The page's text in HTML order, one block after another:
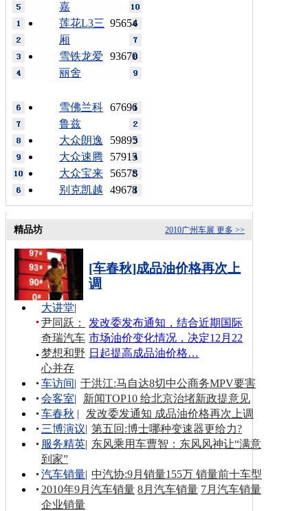
嘉
95654
莲花L3三
厢
93670
雪铁龙爱
丽舍
67696
雪佛兰科
鲁兹
59895
大众朗逸
57915
大众速腾
56578
大众宝来
49678
别克凯越
更多 >>
2010广州车展
精品坊
[车春秋]成品油价格再次上
调
发改委发布通知，结合近期国际
市场油价变化情况，决定12月22
日起提高成品油价格…
大讲堂|
尹同跃：
奇瑞汽车
梦想和野
心并存
车访间| 于洪江:马自达8切中公商务MPV要害
会客室|
新闻TOP10 给北京治堵新政提意见
车春秋 |
发改委发通知 成品油价格再次上调
三博演议| 第五回:博士哪种变速器更给力?
服务精英| 东风乘用车曹智：东风风神让“满意
到家”
汽车销量| 中汽协:9月销量155万 销量前十车型
2010年9月汽车销量 8月汽车销量 7月汽车销量
企业销量